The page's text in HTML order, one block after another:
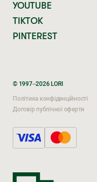
© 1997–2026 LORI
Політика конфіденційності
Договір публічної оферти
YOUTUBE
TIKTOK
PINTEREST
Поки ви очікуєте,
TIKTOK
Поки ви очікуєте,
TIK TOK